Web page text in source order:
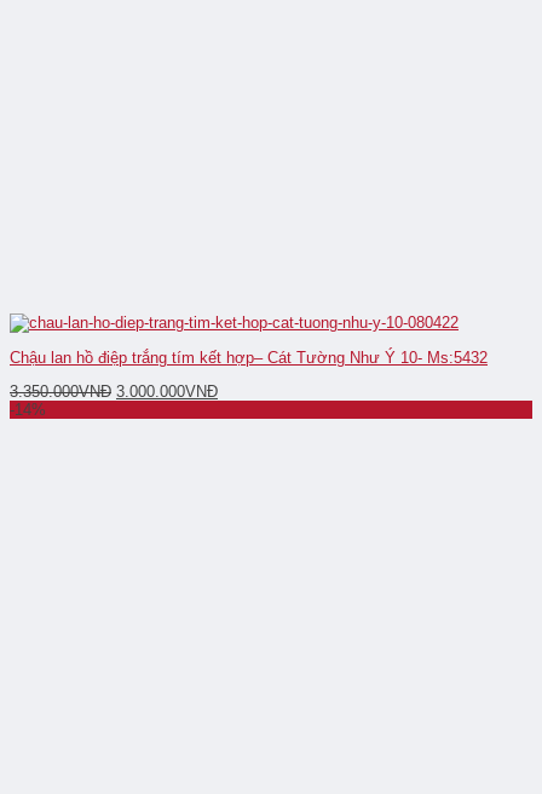
Chậu lan hồ điệp trắng tím kết hợp– Cát Tường Như Ý 10- Ms:5432
3.350.000VNĐ 3.000.000VNĐ
-14%